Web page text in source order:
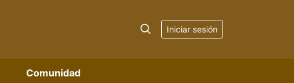
Iniciar sesión
Comunidad